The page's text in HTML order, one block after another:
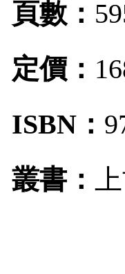
頁數：
定價：
ISBN ：
叢書：